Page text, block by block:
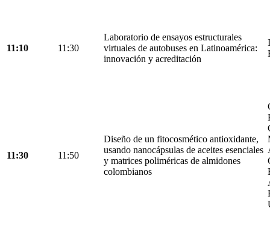
11:10 11:30
Laboratorio de ensayos estructurales
virtuales de autobuses en Latinoamérica:
innovación y acreditación
11:30 11:50
Diseño de un fitocosmético antioxidante,
usando nanocápsulas de aceites esenciales
y matrices poliméricas de almidones
colombianos